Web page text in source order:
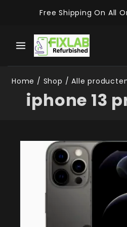
Free Shipping On All
Home / Shop / Alle
iphone 13